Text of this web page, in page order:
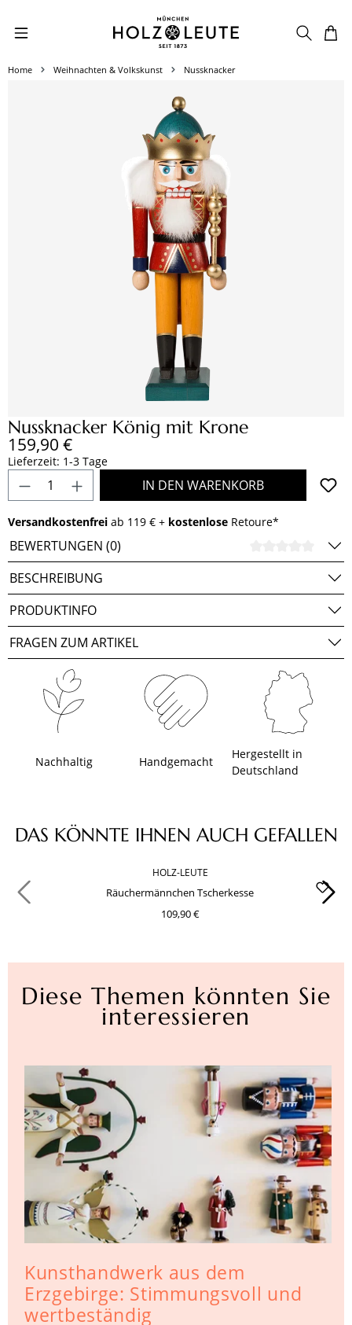
Zum Hauptinhalt springen
Home Weihnachten & Volkskunst Nussknacker
Nussknacker König mit Krone
Regulärer Preis:
159,90 €
Lieferzeit: 1-3 Tage
Produkt Anzahl: Gib den gewünschten
IN DEN WARENKORB
Versandkostenfrei ab 119 € + kostenlose Retoure*
BEWERTUNGEN (0)
BESCHREIBUNG
PRODUKTINFO
FRAGEN ZUM ARTIKEL
Nachhaltig Handgemacht
Hergestellt in
Deutschland
Produktgalerie überspringen
DAS KÖNNTE IHNEN AUCH GEFALLEN
HOLZ-LEUTE
Räuchermännchen Tscherkesse
109,90 €
Diese Themen könnten Sie
interessieren
Kunsthandwerk aus dem
Erzgebirge: Stimmungsvoll und
wertbeständig